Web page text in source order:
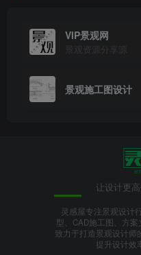
VIP景观网
景观资源分享源
景观施工图设计
让设计更
灵感屋专注景观设计
型、CAD施工图、方
致力于打造景观设计师
提升设计效